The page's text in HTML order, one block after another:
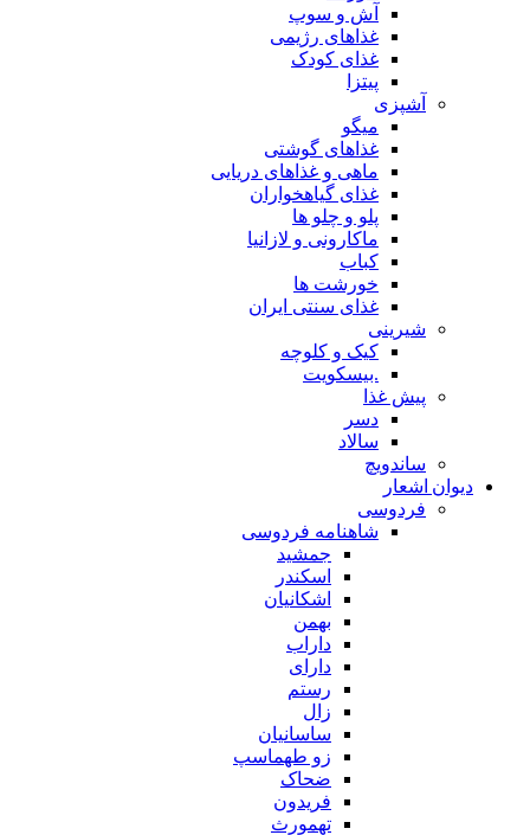
آش و سوپ
غذاهای رژیمی
غذای کودک
پیتزا
آشپزی
میگو
غذاهای گوشتی
ماهی و غذاهای دریایی
غذای گیاهخواران
پلو و چلو ها
ماکارونی و لازانیا
کباب
خورشت ها
غذای سنتی ایران
شیرینی
کیک و کلوچه
.بیسکویت
پیش غذا
دسر
سالاد
ساندویچ
دیوان اشعار
فردوسی
شاهنامه فردوسی
جمشید
اسکندر
اشکانیان
بهمن
داراب
دارای
رستم
زال
ساسانیان
زو طهماسپ‏
ضحاک
فریدون
تهمورث